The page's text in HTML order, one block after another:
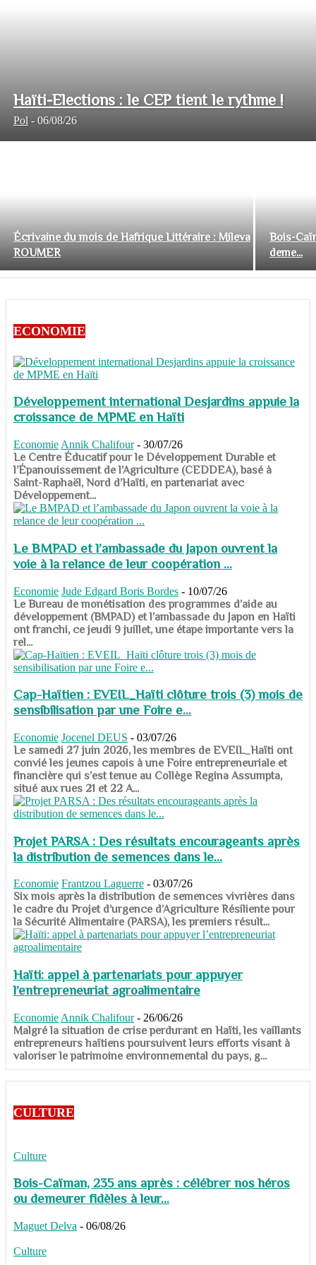
Haïti-Elections : le CEP tient le rythme !
Pol - 06/08/26
Écrivaine du mois de Hafrique Littéraire : Mileva
ROUMER
Bois-
deme...
ECONOMIE
Développement international Desjardins appuie la
croissance de MPME en Haïti
Economie Annik Chalifour - 30/07/26
​​​​​​​Le Centre Éducatif pour le Développement Durable et
l’Épanouissement de l’Agriculture (CEDDEA), basé à
Saint-Raphaël, Nord d’Haïti, en partenariat avec
Développement...
Le BMPAD et l’ambassade du Japon ouvrent la
voie à la relance de leur coopération ...
Economie Jude Edgard Boris Bordes - 10/07/26
​​​​​​​Le Bureau de monétisation des programmes d’aide au
développement (BMPAD) et l’ambassade du Japon en Haïti
ont franchi, ce jeudi 9 juillet, une étape importante vers la
rel...
Cap-Haïtien : EVEIL_Haïti clôture trois (3) mois de
sensibilisation par une Foire e...
Economie Jocenel DEUS - 03/07/26
Le samedi 27 juin 2026, les membres de EVEIL_Haïti ont
convié les jeunes capois à une Foire entrepreneuriale et
financière qui s’est tenue au Collège Regina Assumpta,
situé aux rues 21 et 22 A...
Projet PARSA : Des résultats encourageants après
la distribution de semences dans le...
Economie Frantzou Laguerre - 03/07/26
​​​​​​​Six mois après la distribution de semences vivrières dans
le cadre du Projet d’urgence d’Agriculture Résiliente pour
la Sécurité Alimentaire (PARSA), les premiers résult...
Haïti: appel à partenariats pour appuyer
l’entrepreneuriat agroalimentaire
Economie Annik Chalifour - 26/06/26
​​​​​​​Malgré la situation de crise perdurant en Haïti, les vaillants
entrepreneurs haïtiens poursuivent leurs efforts visant à
valoriser le patrimoine environnemental du pays, g...
CULTURE
Culture
Bois-Caïman, 235 ans après : célébrer nos héros
ou demeurer fidèles à leur...
Maguet Delva - 06/08/26
Culture